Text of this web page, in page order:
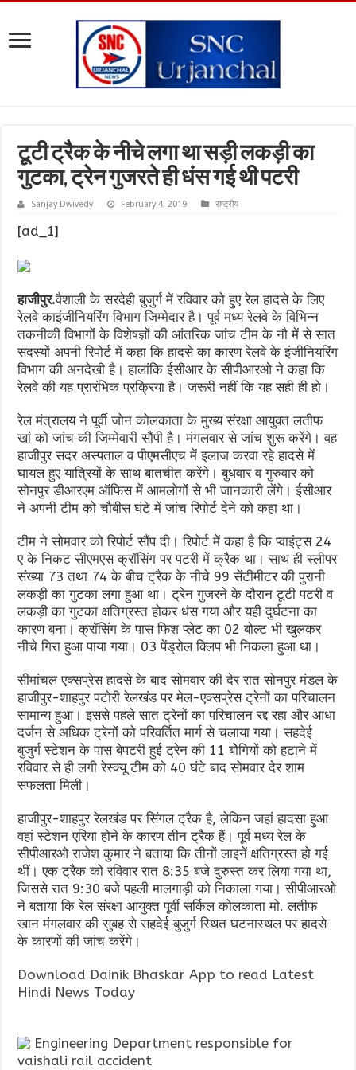
टूटी ट्रैक के नीचे लगा था सड़ी लकड़ी का
गुटका, ट्रेन गुजरते ही धंस गई थी पटरी
Sanjay Dwivedy February 4, 2019 राष्ट्रीय
[ad_1]
हाजीपुर.वैशाली के सरदेही बुजुर्ग में रविवार को हुए रेल हादसे के लिए
रेलवे काइंजीनियरिंग विभाग जिम्मेदार है। पूर्व मध्य रेलवे के विभिन्न
तकनीकी विभागों के विशेषज्ञों की आंतरिक जांच टीम के नौ में से सात
सदस्यों अपनी रिपोर्ट में कहा कि हादसे का कारण रेलवे के इंजीनियरिंग
विभाग की अनदेखी है। हालांकि ईसीआर के सीपीआरओ ने कहा कि
रेलवे की यह प्रारंभिक प्रक्रिया है। जरूरी नहीं कि यह सही ही हो।
रेल मंत्रालय ने पूर्वी जोन कोलकाता के मुख्य संरक्षा आयुक्त लतीफ
खां को जांच की जिम्मेवारी सौंपी है। मंगलवार से जांच शुरू करेंगे। वह
हाजीपुर सदर अस्पताल व पीएमसीएच में इलाज करवा रहे हादसे में
घायल हुए यात्रियों के साथ बातचीत करेंगे। बुधवार व गुरुवार को
सोनपुर डीआरएम ऑफिस में आमलोगों से भी जानकारी लेंगे। ईसीआर
ने अपनी टीम को चौबीस घंटे में जांच रिपोर्ट देने को कहा था।
टीम ने सोमवार को रिपोर्ट सौंप दी। रिपोर्ट में कहा है कि प्वाइंट्स 24
ए के निकट सीएमएस क्रॉसिंग पर पटरी में क्रैक था। साथ ही स्लीपर
संख्या 73 तथा 74 के बीच ट्रैक के नीचे 99 सेंटीमीटर की पुरानी
लकड़ी का गुटका लगा हुआ था। ट्रेन गुजरने के दौरान टूटी पटरी व
लकड़ी का गुटका क्षतिग्रस्त होकर धंस गया और यही दुर्घटना का
कारण बना। क्रॉसिंग के पास फिश प्लेट का 02 बोल्ट भी खुलकर
नीचे गिरा हुआ पाया गया। 03 पेंड्रोल क्लिप भी निकला हुआ था।
सीमांचल एक्सप्रेस हादसे के बाद सोमवार की देर रात सोनपुर मंडल के
हाजीपुर-शाहपुर पटोरी रेलखंड पर मेल-एक्सप्रेस ट्रेनों का परिचालन
सामान्य हुआ। इससे पहले सात ट्रेनों का परिचालन रद्द रहा और आधा
दर्जन से अधिक ट्रेनों को परिवर्तित मार्ग से चलाया गया। सहदेई
बुजुर्ग स्टेशन के पास बेपटरी हुई ट्रेन की 11 बोेगियों को हटाने में
रविवार से ही लगी रेस्क्यू टीम को 40 घंटे बाद सोमवार देर शाम
सफलता मिली।
हाजीपुर-शाहपुर रेलखंड पर सिंगल ट्रैक है, लेकिन जहां हादसा हुआ
वहां स्टेशन एरिया होने के कारण तीन ट्रैक हैं। पूर्व मध्य रेल के
सीपीआरओ राजेश कुमार ने बताया कि तीनों लाइनें क्षतिग्रस्त हो गई
थीं। एक ट्रैक को रविवार रात 8:35 बजे दुरुस्त कर लिया गया था,
जिससे रात 9:30 बजे पहली मालगाड़ी को निकाला गया। सीपीआरओ
ने बताया कि रेल संरक्षा आयुक्त पूर्वी सर्किल कोलकाता मो. लतीफ
खान मंगलवार की सुबह से सहदेई बुजुर्ग स्थित घटनास्थल पर हादसे
के कारणों की जांच करेंगे।
Download Dainik Bhaskar App to read Latest
Hindi News Today
Engineering Department responsible for
vaishali rail accident